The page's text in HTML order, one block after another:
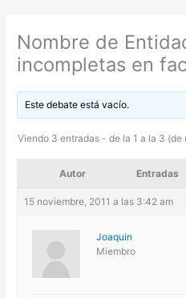
Nombre de
incompletas en
Este debate está vacío.
Viendo 3 entradas - de la 1 a la 3 (de
Autor Entradas
15 noviembre, 2011 a las 3:42 am
Joaquin
Miembro